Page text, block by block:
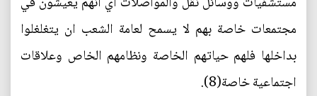
مجتمعات خاصة بهم لا يسمح لعامة الشعب ان يتغلغلوا
بداخلها فلهم حياتهم الخاصة ونظامهم الخاص وعلاقات
اجتماعية خاصة(8).